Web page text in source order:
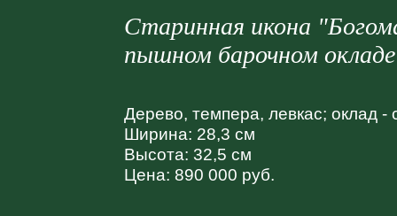
Старинная икона
пышном барочном
Дерево, темпера, левкас; оклад -
Ширина: 28,3 см
Высота: 32,5 см
Цена: 890 000 руб.